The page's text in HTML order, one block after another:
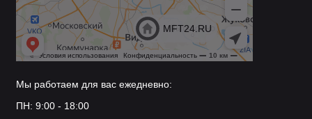
Мы работаем для вас ежедневно:
ПН: 9:00 - 18:00